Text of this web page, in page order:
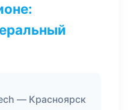
— Красноярск